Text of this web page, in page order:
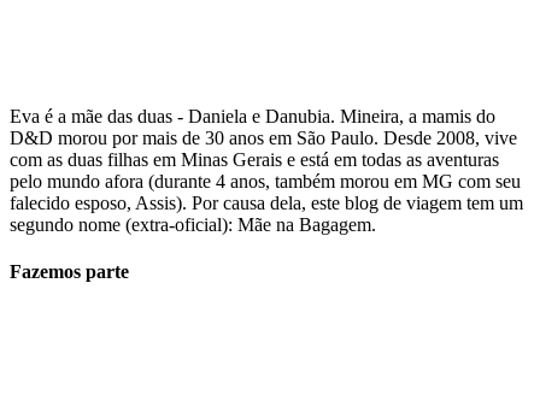
Eva é a mãe das duas - Daniela e Danubia. Mineira, a mamis do
D&D morou por mais de 30 anos em São Paulo. Desde 2008, vive
com as duas filhas em Minas Gerais e está em todas as aventuras
pelo mundo afora (durante 4 anos, também morou em MG com seu
falecido esposo, Assis). Por causa dela, este blog de viagem tem um
segundo nome (extra-oficial): Mãe na Bagagem.
Fazemos parte